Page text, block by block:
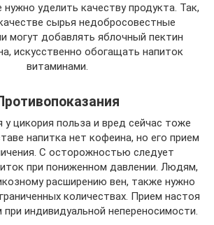
уделить качеству продукта. Так,
сырья недобросовестные
могут добавлять яблочный пектин
искусственно обогащать напиток
витаминами.
цикория польза и вред сейчас тоже
напитка нет кофеина, но его прием
С осторожностью следует
при пониженном давлении. Людям,
расширению вен, также нужно
количествах. Прием настоя
индивидуальной непереносимости.